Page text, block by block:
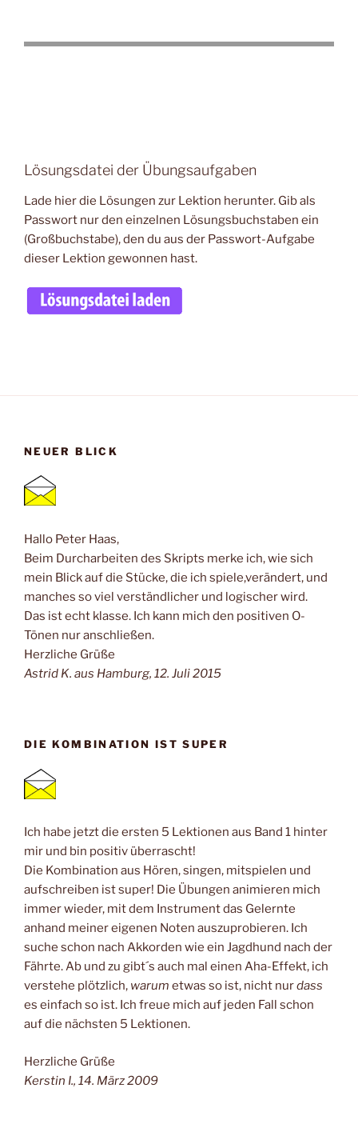
Lösungsdatei der Übungsaufgaben
Lade hier die Lösungen zur Lektion herunter. Gib als
Passwort nur den einzelnen Lösungsbuchstaben ein
(Großbuchstabe), den du aus der Passwort-Aufgabe
dieser Lektion gewonnen hast.
NEUER BLICK
Hallo Peter Haas,
Beim Durcharbeiten des Skripts merke ich, wie sich
mein Blick auf die Stücke, die ich spiele,verändert, und
manches so viel verständlicher und logischer wird.
Das ist echt klasse. Ich kann mich den positiven O-
Tönen nur anschließen.
Herzliche Grüße
Astrid K. aus Hamburg, 12. Juli 2015
DIE KOMBINATION IST SUPER
Ich habe jetzt die ersten 5 Lektionen aus Band 1 hinter
mir und bin positiv überrascht!
Die Kombination aus Hören, singen, mitspielen und
aufschreiben ist super! Die Übungen animieren mich
immer wieder, mit dem Instrument das Gelernte
anhand meiner eigenen Noten auszuprobieren. Ich
suche schon nach Akkorden wie ein Jagdhund nach der
Fährte. Ab und zu gibt´s auch mal einen Aha-Effekt, ich
verstehe plötzlich, warum etwas so ist, nicht nurdass
es einfach so ist. Ich freue mich auf jeden Fall schon
auf die nächsten 5 Lektionen.
Herzliche Grüße
Kerstin I., 14. März 2009